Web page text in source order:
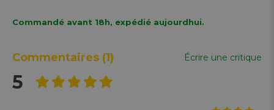
Commandé avant 18h, expédié aujourdhui.
Commentaires (1) Écrire une critique
5